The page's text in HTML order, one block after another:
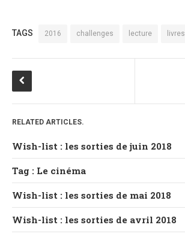
Poésie
Rendez-Vous Livresques
Road-Book
Roman Noir
Romance
Romance Contemporaine
TAGS 2016 challenges lecture livres
RELATED ARTICLES.
Wish-list : les sorties de juin 2018
Tag : Le cinéma
Wish-list : les sorties de mai 2018
Wish-list : les sorties de avril 2018